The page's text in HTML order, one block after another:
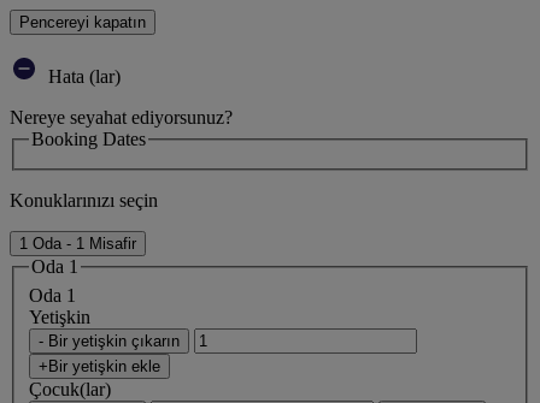
Pencereyi kapatın
Hata (lar)
Nereye seyahat ediyorsunuz?
Booking Dates
Konuklarınızı seçin
1 Oda - 1 Misafir
Oda 1
Oda 1
Yetişkin
- Bir yetişkin çıkarın
+Bir yetişkin ekle
Çocuk(lar)